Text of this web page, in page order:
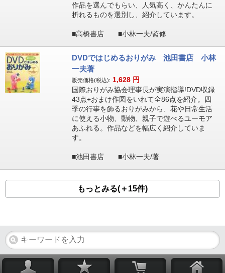
作品を選んでもらい、人気高く、かんたんに
折れるものを選別し、紹介しています。
■高橋書店 ■小林一夫/監修
DVDではじめるおりがみ 池田書店 小林
一夫著
販売価格(税込): 1,628 円
国際おりがみ協会理事長が実演指導!DVD収録
43点+おまけ作図をいれて全86点を紹介。四
季の行事を飾るおりがみから、花や日常生活
に使える小物、動物、親子で遊べるユーモア
あふれる。作品などを幅広く紹介していま
す。
■池田書店 ■小林一夫/著
もっとみる(＋15件)